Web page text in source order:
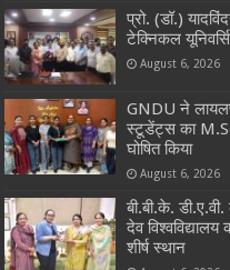
प्रो. (डॉ.)
टेक्निकल
August 6, 2026
GNDU ने
स्टूडेंट्स का
घोषित किया
August 6, 2026
बी.बी.के.
देव
शीर्ष स्थान